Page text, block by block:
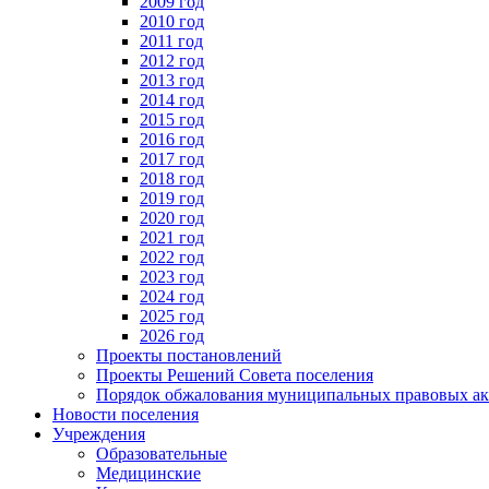
2010 год
2011 год
2012 год
2013 год
2014 год
2015 год
2016 год
2017 год
2018 год
2019 год
2020 год
2021 год
2022 год
2023 год
2024 год
2025 год
2026 год
Проекты постановлений
Проекты Решений Совета поселения
Порядок обжалования муниципальных правовых
Новости поселения
Учреждения
Образовательные
Медицинские